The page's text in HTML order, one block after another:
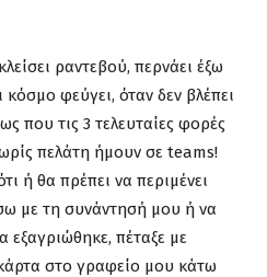
ραντεβού, περνάει έξω
φεύγει, όταν δεν βλέπει
που τις 3 τελευταίες φορές
πελάτη ήμουν σε teams!
ή θα πρέπει να περιμένει
με τη συνάντησή μου ή να
εξαγριώθηκε, πέταξε με
στο γραφείο μου κάτω